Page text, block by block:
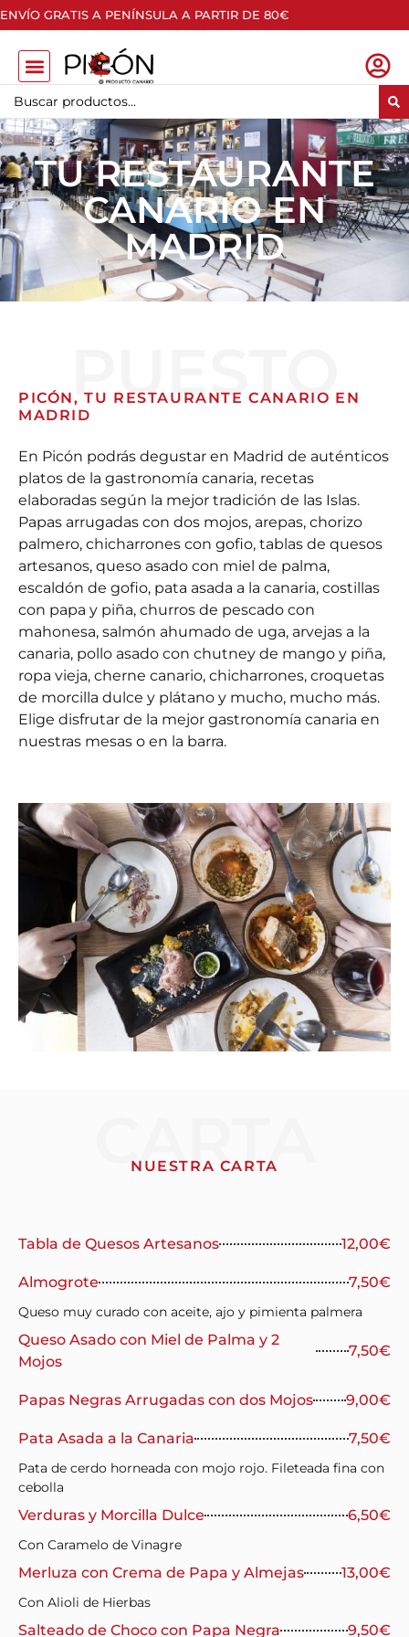
ENVÍO GRATIS A PENÍNSULA A PARTIR DE 80€
TU RESTAURANTE
CANARIO EN
MADRID
PUESTO
PICÓN, TU RESTAURANTE CANARIO EN
MADRID
En Picón podrás degustar en Madrid de auténticos
platos de la gastronomía canaria, recetas
elaboradas según la mejor tradición de las Islas.
Papas arrugadas con dos mojos, arepas, chorizo
palmero, chicharrones con gofio, tablas de quesos
artesanos, queso asado con miel de palma,
escaldón de gofio, pata asada a la canaria, costillas
con papa y piña, churros de pescado con
mahonesa, salmón ahumado de uga, arvejas a la
canaria, pollo asado con chutney de mango y piña,
ropa vieja, cherne canario, chicharrones, croquetas
de morcilla dulce y plátano y mucho, mucho más.
Elige disfrutar de la mejor gastronomía canaria en
nuestras mesas o en la barra.
CARTA
NUESTRA CARTA
Tabla de Quesos Artesanos 12,00€
Almogrote 7,50€
Queso muy curado con aceite, ajo y pimienta palmera
Queso Asado con Miel de Palma y 2
Mojos
7,50€
Papas Negras Arrugadas con dos Mojos 9,00€
Pata Asada a la Canaria 7,50€
Pata de cerdo horneada con mojo rojo. Fileteada fina con
cebolla
Verduras y Morcilla Dulce 6,50€
Con Caramelo de Vinagre
Merluza con Crema de Papa y Almejas 13,00€
Con Alioli de Hierbas
Salteado de Choco con Papa Negra 9,50€